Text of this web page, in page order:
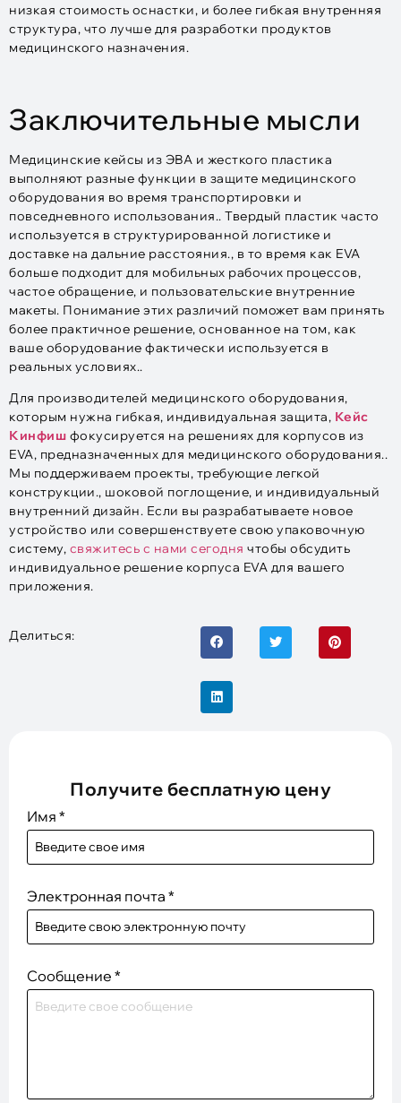
низкая стоимость оснастки, и более гибкая внутренняя
структура, что лучше для разработки продуктов
медицинского назначения.
Заключительные мысли
Медицинские кейсы из ЭВА и жесткого пластика
выполняют разные функции в защите медицинского
оборудования во время транспортировки и
повседневного использования.. Твердый пластик часто
используется в структурированной логистике и
доставке на дальние расстояния., в то время как EVA
больше подходит для мобильных рабочих процессов,
частое обращение, и пользовательские внутренние
макеты. Понимание этих различий поможет вам принять
более практичное решение, основанное на том, как
ваше оборудование фактически используется в
реальных условиях..
Для производителей медицинского оборудования,
которым нужна гибкая, индивидуальная защита, Кейс
Кинфиш фокусируется на решениях для корпусов из
EVA, предназначенных для медицинского оборудования..
Мы поддерживаем проекты, требующие легкой
конструкции., шоковой поглощение, и индивидуальный
внутренний дизайн. Если вы разрабатываете новое
устройство или совершенствуете свою упаковочную
систему, свяжитесь с нами сегодня чтобы обсудить
индивидуальное решение корпуса EVA для вашего
приложения.
Делиться:
Получите бесплатную цену
Имя *
Электронная почта *
Сообщение *